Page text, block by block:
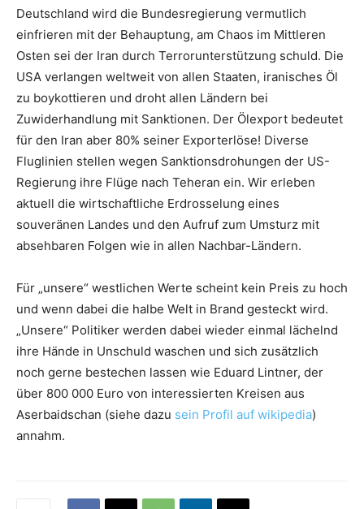
Deutschland wird die Bundesregierung vermutlich
einfrieren mit der Behauptung, am Chaos im Mittleren
Osten sei der Iran durch Terrorunterstützung schuld. Die
USA verlangen weltweit von allen Staaten, iranisches Öl
zu boykottieren und droht allen Ländern bei
Zuwiderhandlung mit Sanktionen. Der Ölexport bedeutet
für den Iran aber 80% seiner Exporterlöse! Diverse
Fluglinien stellen wegen Sanktionsdrohungen der US-
Regierung ihre Flüge nach Teheran ein. Wir erleben
aktuell die wirtschaftliche Erdrosselung eines
souveränen Landes und den Aufruf zum Umsturz mit
absehbaren Folgen wie in allen Nachbar-Ländern.
Für „unsere“ westlichen Werte scheint kein Preis zu hoch
und wenn dabei die halbe Welt in Brand gesteckt wird.
„Unsere“ Politiker werden dabei wieder einmal lächelnd
ihre Hände in Unschuld waschen und sich zusätzlich
noch gerne bestechen lassen wie Eduard Lintner, der
über 800 000 Euro von interessierten Kreisen aus
Aserbaidschan (siehe dazu sein Profil auf wikipedia)
annahm.